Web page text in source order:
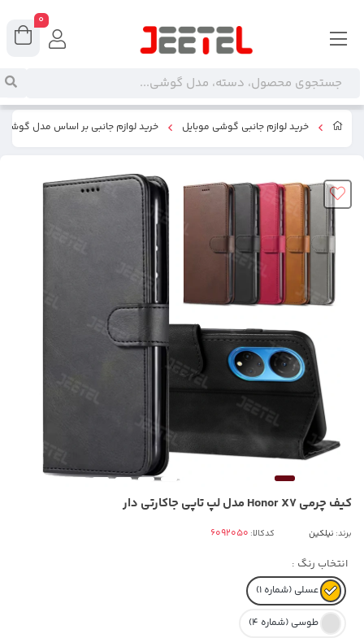
خرید لوازم جانبی گوشی موبایل خرید لوازم جانبی بر اساس مدل گوشی
کیف چرمی Honor X7 مدل لپ تاپی جاکارتی دار
برند: نیلکین کدکالا:
انتخاب رنگ :
عسلی (شماره 1)
طوسی (شماره 4)
0